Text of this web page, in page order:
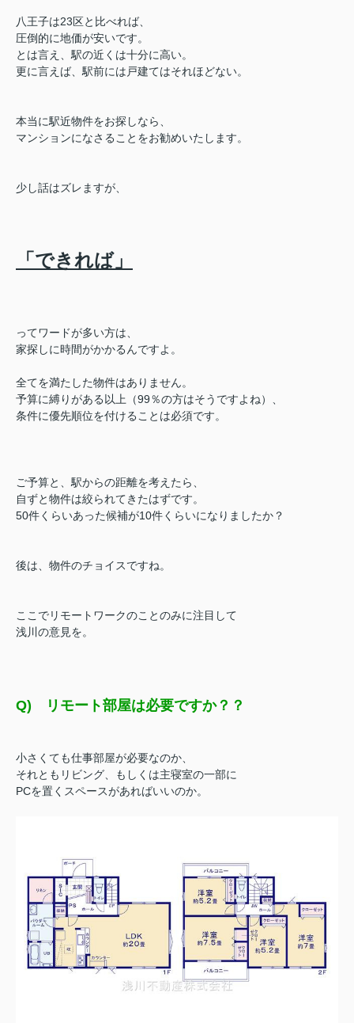
八王子は23区と比べれば、
圧倒的に地価が安いです。
とは言え、駅の近くは十分に高い。
更に言えば、駅前には戸建てはそれほどない。
本当に駅近物件をお探しなら、
マンションになさることをお勧めいたします。
少し話はズレますが、
「できれば」
ってワードが多い方は、
家探しに時間がかかるんですよ。
全てを満たした物件はありません。
予算に縛りがある以上（99％の方はそうですよね）、
条件に優先順位を付けることは必須です。
ご予算と、駅からの距離を考えたら、
自ずと物件は絞られてきたはずです。
50件くらいあった候補が10件くらいになりましたか？
後は、物件のチョイスですね。
ここでリモートワークのことのみに注目して
浅川の意見を。
Q) リモート部屋は必要ですか？？
小さくても仕事部屋が必要なのか、
それともリビング、もしくは主寝室の一部に
PCを置くスペースがあればいいのか。